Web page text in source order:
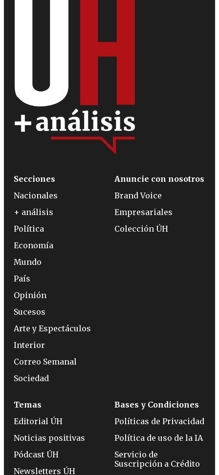
Secciones
Nacionales
+ análisis
Política
Economía
Mundo
País
Opinión
Sucesos
Arte y Espectáculos
Interior
Correo Semanal
Sociedad
Anuncie con nosotros
Brand Voice
Empresariales
Colección ÚH
Temas
Editorial ÚH
Noticias positivas
Pódcast ÚH
Newsletters ÚH
Bases y Condiciones
Políticas de Privacidad
Política de uso de la IA
Servicio de
Suscripción a Crédito